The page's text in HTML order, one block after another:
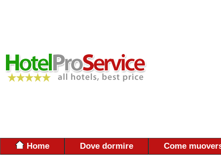
Home Dove dormire Come